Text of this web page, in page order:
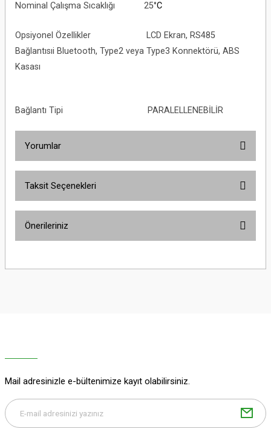
Nominal Çalışma Sıcaklığı 25°C
Opsiyonel Özellikler LCD Ekran, RS485
Bağlantısıi Bluetooth, Type2 veya Type3 Konnektörü, ABS
Kasası
Bağlantı Tipi PARALELLENEBİLİR
Yorumlar
Taksit Seçenekleri
Önerileriniz
yetersiz gördüğünüz noktaları öneri formunu kullanarak tarafımıza
Bu ürüne benzer farklı alternatifler olmalı.
Mail adresinizle e-bültenimize kayıt olabilirsiniz.